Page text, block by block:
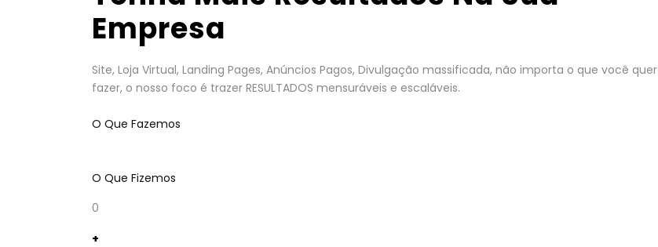
Empresa
Site, Loja Virtual, Landing Pages, Anúncios Pagos, Divulgação massificada, não importa o que você quer
fazer, o nosso foco é trazer RESULTADOS mensuráveis e escaláveis.
O Que Fazemos
O Que Fizemos
0
+